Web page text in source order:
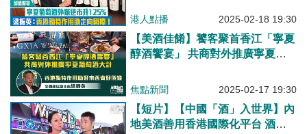
港人點播 2025-02-18 19:30
【美酒佳餚】饕客聚首香江「寧夏
醇酒饗宴」 共商對外推廣寧夏葡
助好東西賣好價錢！
焦點新聞 2025-02-17 19:30
【短片】【中國「酒」入世界】內
地美酒善用香港國際化平台 酒商